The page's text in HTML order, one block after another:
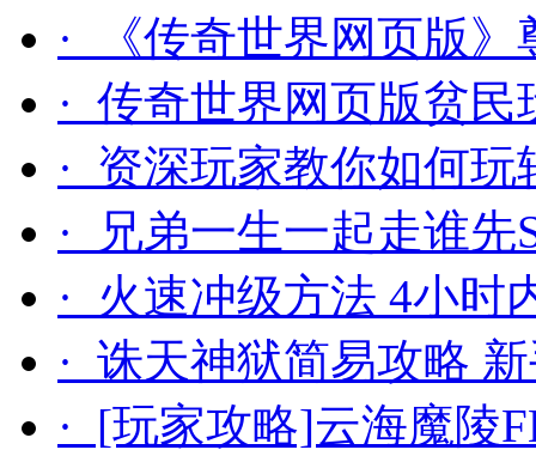
· 《传奇世界网页版
· 传奇世界网页版贫
· 资深玩家教你如何玩
· 兄弟一生一起走谁先
· 火速冲级方法 4小时
· 诛天神狱简易攻略
· [玩家攻略]云海魔陵